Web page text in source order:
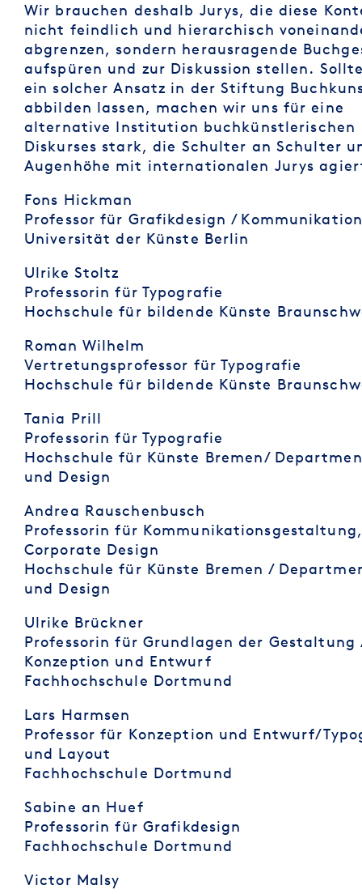
Wir brauchen deshalb Jurys, die diese
nicht feindlich und hierarchisch
abgrenzen, sondern herausragende
aufspüren und zur Diskussion stellen.
ein solcher Ansatz in der Stiftung
abbilden lassen, machen wir uns für eine
alternative Institution buchkünstlerischen
Diskurses stark, die Schulter an Schulter
Augenhöhe mit internationalen Jurys
Fons Hickman
Professor für Grafikdesign /
Universität der Künste Berlin
Ulrike Stoltz
Professorin für Typografie
Hochschule für bildende Künste
Roman Wilhelm
Vertretungsprofessor für Typografie
Hochschule für bildende Künste
Tania Prill
Professorin für Typografie
Hochschule für Künste Bremen/
und Design
Andrea Rauschenbusch
Professorin für Kommunikationsgestaltung,
Corporate Design
Hochschule für Künste Bremen /
und Design
Ulrike Brückner
Professorin für Grundlagen der Gestaltung
Konzeption und Entwurf
Fachhochschule Dortmund
Lars Harmsen
Professor für Konzeption und Entwurf/
und Layout
Fachhochschule Dortmund
Sabine an Huef
Professorin für Grafikdesign
Fachhochschule Dortmund
Victor Malsy